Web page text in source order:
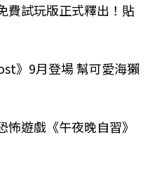
費試玩版正式釋出！貼
》9月登場 幫可愛海獺
遊戲《午夜晚自習》